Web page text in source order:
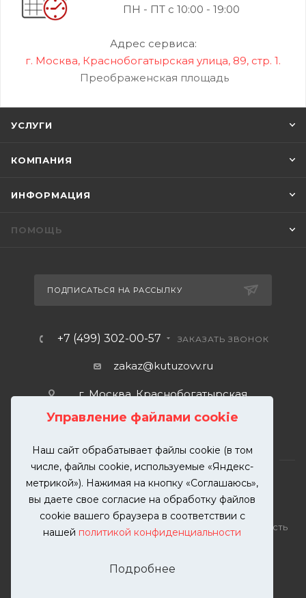
Управление файлами cookie
Наш сайт обрабатывает файлы cookie (в том
числе, файлы cookie, используемые «Яндекс-
метрикой»). Нажимая на кнопку «Соглашаюсь»,
вы даете свое согласие на обработку файлов
cookie вашего браузера в соответствии с
нашей политикой конфиденциальности
Подробнее
ПН - ПТ с 10:00 - 19:00
Адрес сервиса:
г. Москва, Краснобогатырская улица, 89, стр. 1.
Преображенская площадь
УСЛУГИ
КОМПАНИЯ
ИНФОРМАЦИЯ
ПОМОЩЬ
ПОДПИСАТЬСЯ НА РАССЫЛКУ
+7 (499) 302-00-57 ЗАКАЗАТЬ ЗВОНОК
zakaz@kutuzovv.ru
г. Москва, Краснобогатырская
2026 © KUTUZOVV | Кузовной ремонт и покраска
автомобилей. Вся информация на сайте – собственность
разрешения запрещена. Все права защищены.